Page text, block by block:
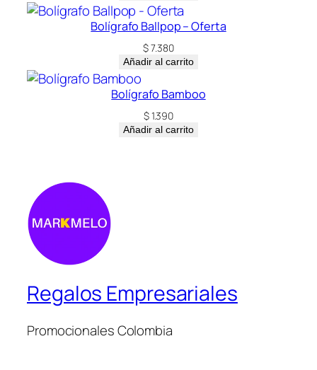
Bolígrafo Ballpop – Oferta
$7.380
Añadir al carrito
Bolígrafo Bamboo
$1.390
Añadir al carrito
Regalos Empresariales
Promocionales Colombia